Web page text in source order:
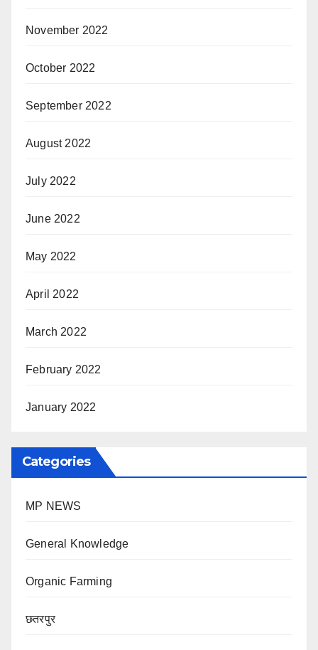
November 2022
October 2022
September 2022
August 2022
July 2022
June 2022
May 2022
April 2022
March 2022
February 2022
January 2022
Categories
MP NEWS
General Knowledge
Organic Farming
छतरपुर